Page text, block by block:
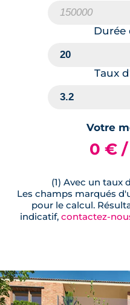
Durée
Taux
Votre
0 €
(1) Avec un taux
Les champs marqués
pour le calcul.
indicatif, contactez-